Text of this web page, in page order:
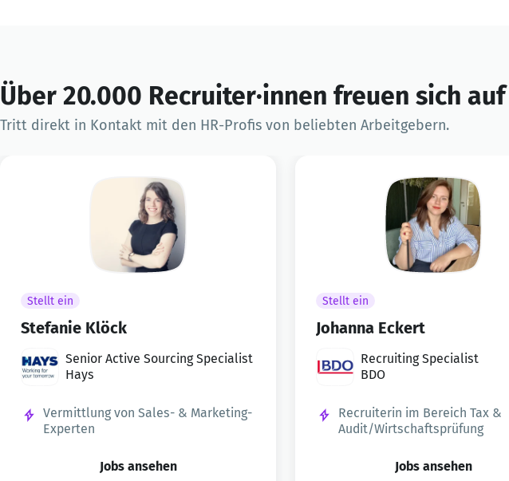
Über 20.000 Recruiter·innen freuen sich
Tritt direkt in Kontakt mit den HR-Profis von beliebten Arbeitgebern.
Stellt ein
Stefanie Klöck
Senior Active Sourcing Specialist
Hays
Vermittlung von Sales- & Marketing-
Experten
Jobs ansehen
Stellt ein
Johanna Eckert
Recruiting Specialist
BDO
Recruiterin im Bereich Tax &
Audit/Wirtschaftsprüfung
Jobs ansehen